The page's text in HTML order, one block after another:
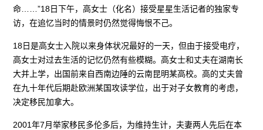
命……”18日下午，高女士（化名）接受星星生活记者的独家专
访，在追忆当时的情景时仍然觉得悔恨不己。
18日是高女士入院以来身体状况最好的一天，但由于接受电疗，
高女士对过去生活的记忆仍然有些模糊。高女士和丈夫在湖南长
大并上学，出国前来自西南边陲的云南昆明某高校。高的丈夫曾
在九十年代后期赴欧洲某国攻读学位，出于对子女教育的考虑，
决定移民加拿大。
2001年7月举家移民多伦多后，为维持生计，夫妻两人先后在本